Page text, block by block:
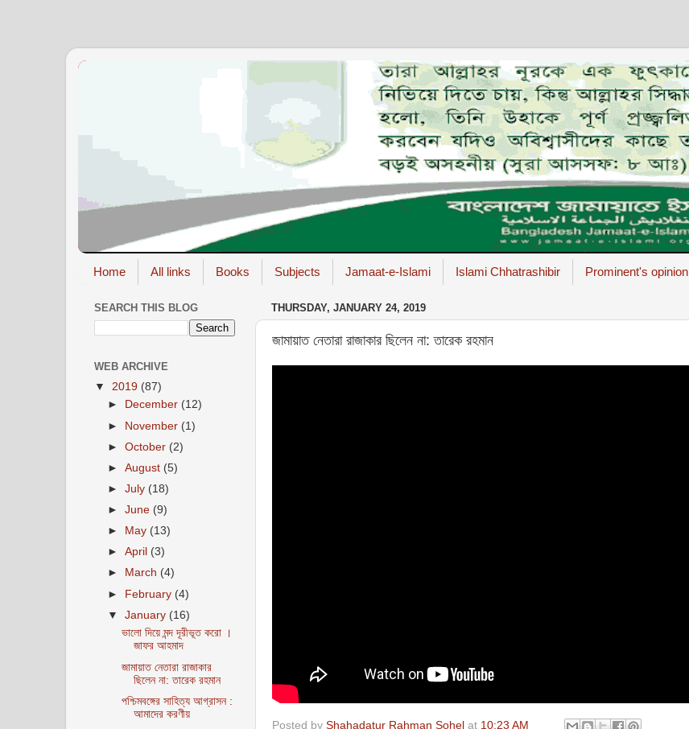
Home All links Books Subjects Jamaat-e-Islami Islami Chhatrashibir Prominent's opinion
THURSDAY, JANUARY 24, 2019
জামায়াত নেতারা রাজাকার ছিলেন না: তারেক রহমান
Posted by Shahadatur Rahman Sohel at 10:23 AM
SEARCH THIS BLOG
WEB ARCHIVE
▼ 2019 (87)
►
December (12)
► November (1)
►October (2)
►August (5)
►July (18)
►June (9)
►
May (13)
►April (3)
►
March (4)
► February (4)
▼January (16)
ভালো দিয়ে মন্দ দূরীভূত করো ।
জাফর আহমাদ
জামায়াত নেতারা রাজাকার
ছিলেন না: তারেক রহমান
পশ্চিমবঙ্গের সাহিত্য আগ্রাসন :
আমাদের করণীয়